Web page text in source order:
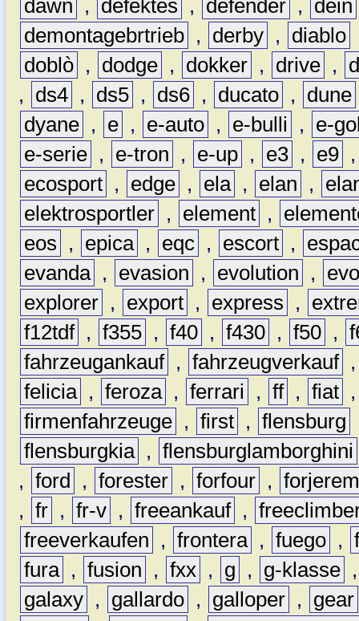
dawn , defektes , defender , dein
demontagebrtrieb , derby , diablo
doblò , dodge , dokker , drive ,
,
ds4 , ds5 , ds6 , ducato , dune
dyane , e , e-auto , e-bulli ,
e-
e-serie , e-tron , e-up , e3 , e9
ecosport , edge , ela , elan ,
elektrosportler , element ,
eos
, epica , eqc , escort ,
evanda , evasion , evolution ,
explorer , export , express ,
f12tdf , f355 , f40 , f430 , f50 ,
fahrzeugankauf , fahrzeugverkauf
felicia , feroza , ferrari , ff , fiat
firmenfahrzeuge , first , flensburg
flensburgkia , flensburglamborghini
, ford , forester , forfour ,
, fr , fr-v , freeankauf ,
freeverkaufen
, frontera , fuego ,
fura , fusion , fxx , g , g-klasse
galaxy , gallardo , galloper ,
gear